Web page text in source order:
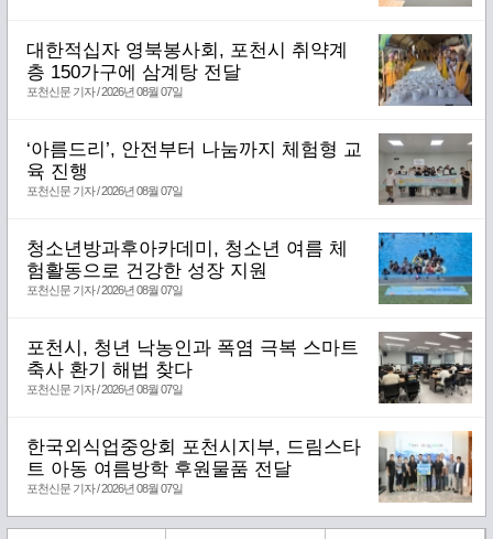
대한적십자 영북봉사회, 포천시 취약계
층 150가구에 삼계탕 전달
포천신문 기자 / 2026년 08월 07일
‘아름드리’, 안전부터 나눔까지 체험형 교
육 진행
포천신문 기자 / 2026년 08월 07일
청소년방과후아카데미, 청소년 여름 체
험활동으로 건강한 성장 지원
포천신문 기자 / 2026년 08월 07일
포천시, 청년 낙농인과 폭염 극복 스마트
축사 환기 해법 찾다
포천신문 기자 / 2026년 08월 07일
한국외식업중앙회 포천시지부, 드림스타
트 아동 여름방학 후원물품 전달
포천신문 기자 / 2026년 08월 07일